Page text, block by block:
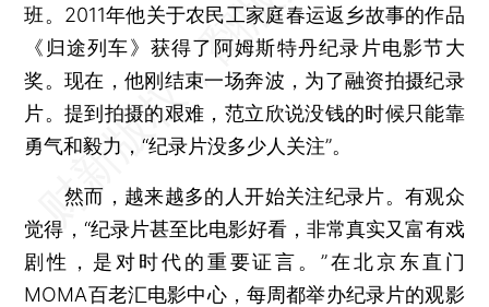
班。2011年他关于农民工家庭春运返乡故事的作品
《归途列车》获得了阿姆斯特丹纪录片电影节大
奖。现在，他刚结束一场奔波，为了融资拍摄纪录
片。提到拍摄的艰难，范立欣说没钱的时候只能靠
勇气和毅力，“纪录片没多少人关注”。
然而，越来越多的人开始关注纪录片。有观众
觉得，“纪录片甚至比电影好看，非常真实又富有戏
剧性，是对时代的重要证言。”在北京东直门
MOMA百老汇电影中心，每周都举办纪录片的观影